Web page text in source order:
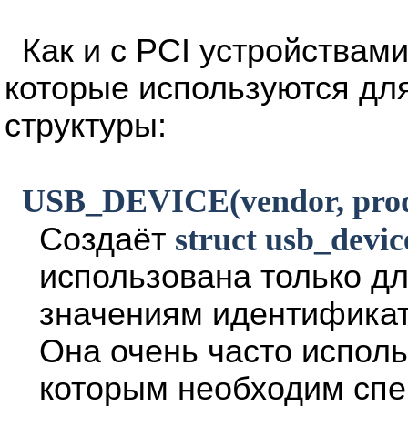
Как и с PCI
которые используются
структуры:
USB_DEVICE(vendor,
Создаёт struct
использована только
значениям
Она очень часто
которым необходим